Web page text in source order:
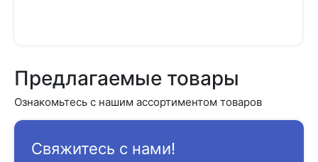
Предлагаемые товары
Ознакомьтесь с нашим ассортиментом товаров
Свяжитесь с нами!